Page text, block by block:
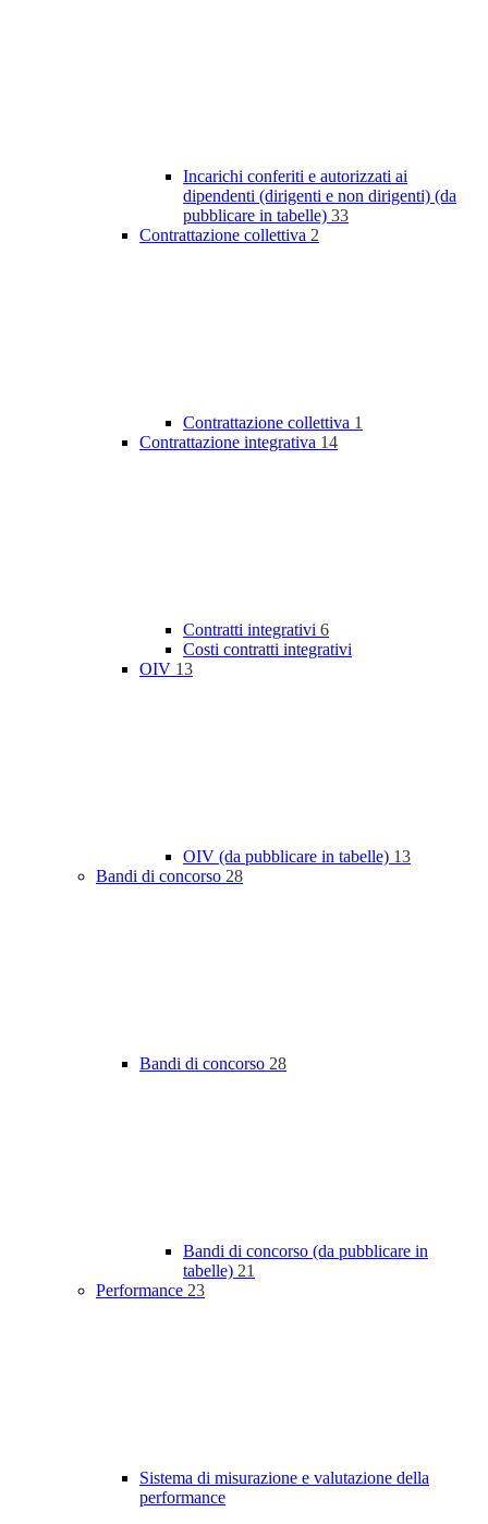
Incarichi conferiti e autorizzati ai
dipendenti (dirigenti e non dirigenti) (da
pubblicare in tabelle) 33
Contrattazione collettiva 2
Contrattazione collettiva 1
Contrattazione integrativa 14
Contratti integrativi 6
Costi contratti integrativi
OIV 13
OIV (da pubblicare in tabelle) 13
Bandi di concorso 28
Bandi di concorso 28
Bandi di concorso (da pubblicare in
tabelle) 21
Performance 23
Sistema di misurazione e valutazione della
performance